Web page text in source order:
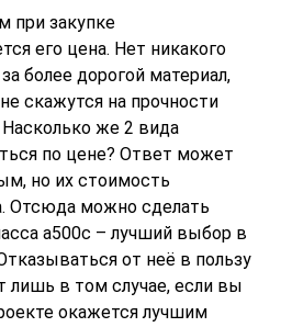
при закупке
его цена. Нет никакого
более дорогой материал,
скажутся на прочности
же 2 вида
по цене? Ответ может
но их стоимость
Отсюда можно сделать
а500с – лучший выбор в
от неё в пользу
лишь в том случае, если вы
окажется лучшим